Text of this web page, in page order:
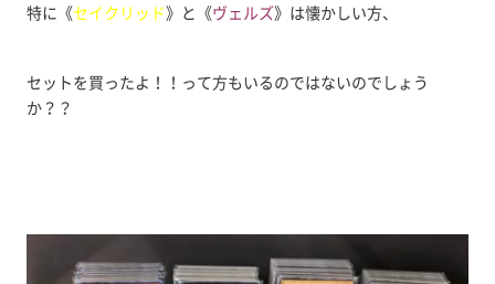
特に《セイクリッド》と《ヴェルズ》は懐かしい方、
セットを買ったよ！！って方もいるのではないのでしょう
か？？